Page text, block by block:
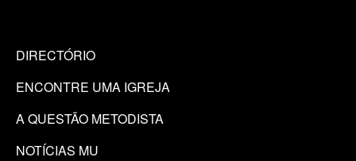
DIRECTÓRIO
ENCONTRE UMA IGREJA
A QUESTÃO METODISTA
NOTÍCIAS MU